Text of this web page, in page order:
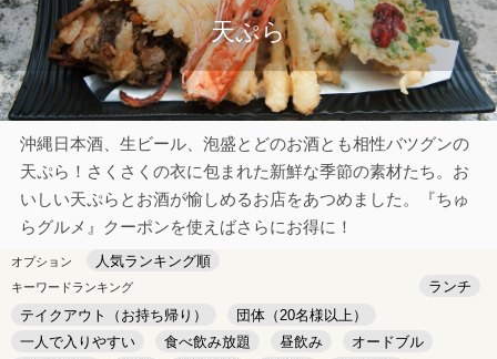
天ぷら
沖縄日本酒、生ビール、泡盛とどのお酒とも相性バツグンの
天ぷら！さくさくの衣に包まれた新鮮な季節の素材たち。お
いしい天ぷらとお酒が愉しめるお店をあつめました。『ちゅ
らグルメ』クーポンを使えばさらにお得に！
オプション 人気ランキング順
キーワードランキング
ランチ
テイクアウト（お持ち帰り）
団体（20名様以上）
一人で入りやすい
食べ飲み放題 昼飲み
オードブル